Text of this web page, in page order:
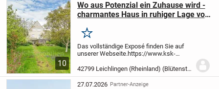
10
Wo aus Potenzial ein Zuhause wird -
charmantes Haus in ruhiger Lage von
Merken
Das vollständige Exposé finden Sie auf
unserer Webseite.https://www.ksk-
kopieren Sie den Link in die Adresszeile
Ihres Browsers)
42799 Leichlingen (Rheinland) (Blütenstadt)
27.07.2026 Partner-Anzeige